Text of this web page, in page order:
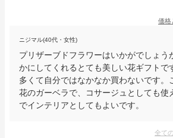
価格
ニジマル(40代・女性)
プリザーブドフラワーはいかがでしょう
かにしてくれるとても美しい花ギフトで
多くて自分ではなかなか買わないです。
花のガーベラで、コサージュとしても使
でインテリアとしてもよいです。
全て